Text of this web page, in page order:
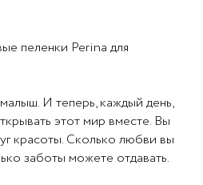
И теперь, каждый день,
этот мир вместе. Вы
красоты. Сколько любви вы
заботы можете отдавать.